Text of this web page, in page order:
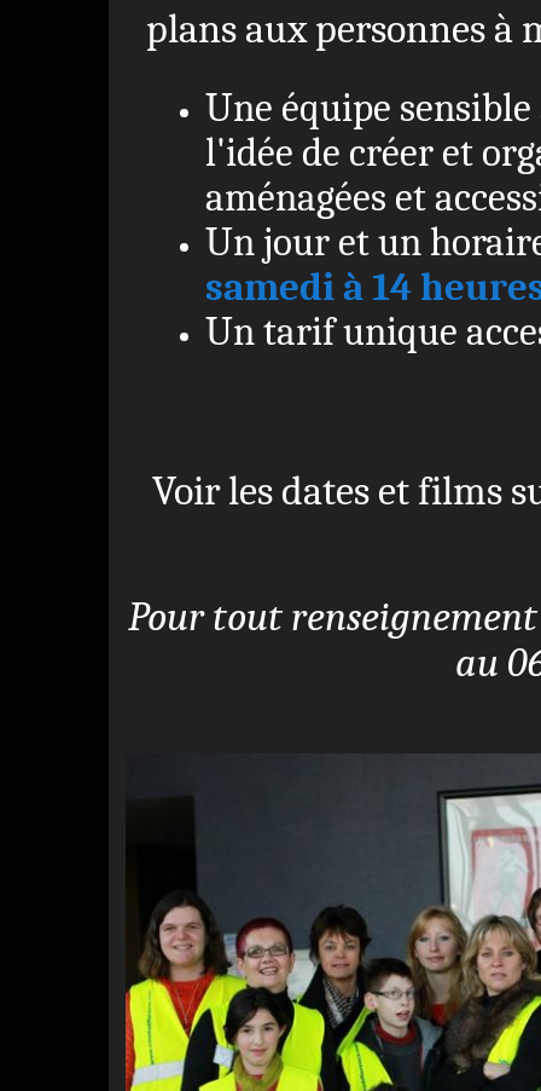
plans aux personnes à
Une équipe
l'idée de créer et
aménagées et
Un jour et un
samedi à 14
Un tarif unique
Voir les dates et films
Pour tout
au